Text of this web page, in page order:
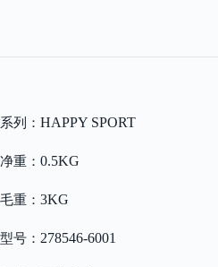
系列： HAPPY SPORT
净重： 0.5KG
毛重： 3KG
型号： 278546-6001